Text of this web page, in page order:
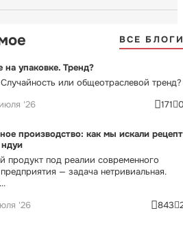
ВСЕ
на упаковке. Тренд?
или общеотраслевой тренд?
'26 171
производство: как мы искали рецепт
продукт под реалии современного
— задача нетривиальная.
'26 843